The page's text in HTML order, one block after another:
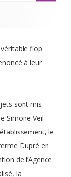
flop
à leur
sont mis
Simone Veil
le
Dupré en
de l’Agence
la